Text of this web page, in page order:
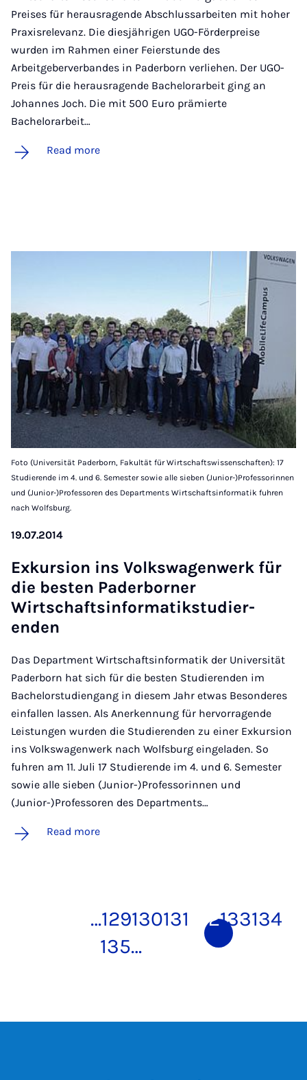
Preises für herausragende Abschlussarbeiten mit hoher
Praxisrelevanz. Die diesjährigen UGO-Förderpreise
wurden im Rahmen einer Feierstunde des
Arbeitgeberverbandes in Paderborn verliehen. Der UGO-
Preis für die herausragende Bachelorarbeit ging an
Johannes Joch. Die mit 500 Euro prämierte
Bachelorarbeit…
Read more
Foto (Universität Paderborn, Fakultät für Wirtschaftswissenschaften): 17
Studierende im 4. und 6. Semester sowie alle sieben (Junior-)Professorinnen
und (Junior-)Professoren des Departments Wirtschaftsinformatik fuhren
nach Wolfsburg.
19.07.2014
Ex­kur­sion ins Volk­swa­gen­werk für
die be­sten Pader­borner
Wirtschaftsin­form­atikstud­i­er­
enden
Das Department Wirtschaftsinformatik der Universität
Paderborn hat sich für die besten Studierenden im
Bachelorstudiengang in diesem Jahr etwas Besonderes
einfallen lassen. Als Anerkennung für hervorragende
Leistungen wurden die Studierenden zu einer Exkursion
ins Volkswagenwerk nach Wolfsburg eingeladen. So
fuhren am 11. Juli 17 Studierende im 4. und 6. Semester
sowie alle sieben (Junior-)Professorinnen und
(Junior-)Professoren des Departments…
Read more
…129130131 132133134
135…